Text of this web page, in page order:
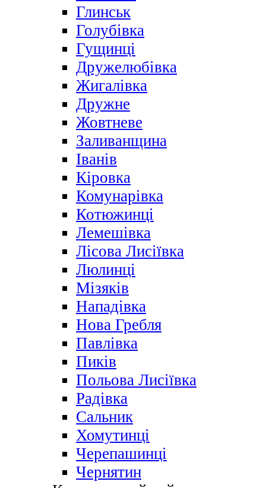
Глинськ
Голубівка
Гущинці
Дружелюбівка
Жигалівка
Дружне
Жовтневе
Заливанщина
Іванів
Кіровка
Комунарівка
Котюжинці
Лемешівка
Лісова Лисіївка
Люлинці
Мізяків
Нападівка
Нова Гребля
Павлівка
Пиків
Польова Лисіївка
Радівка
Сальник
Хомутинці
Черепашинці
Чернятин